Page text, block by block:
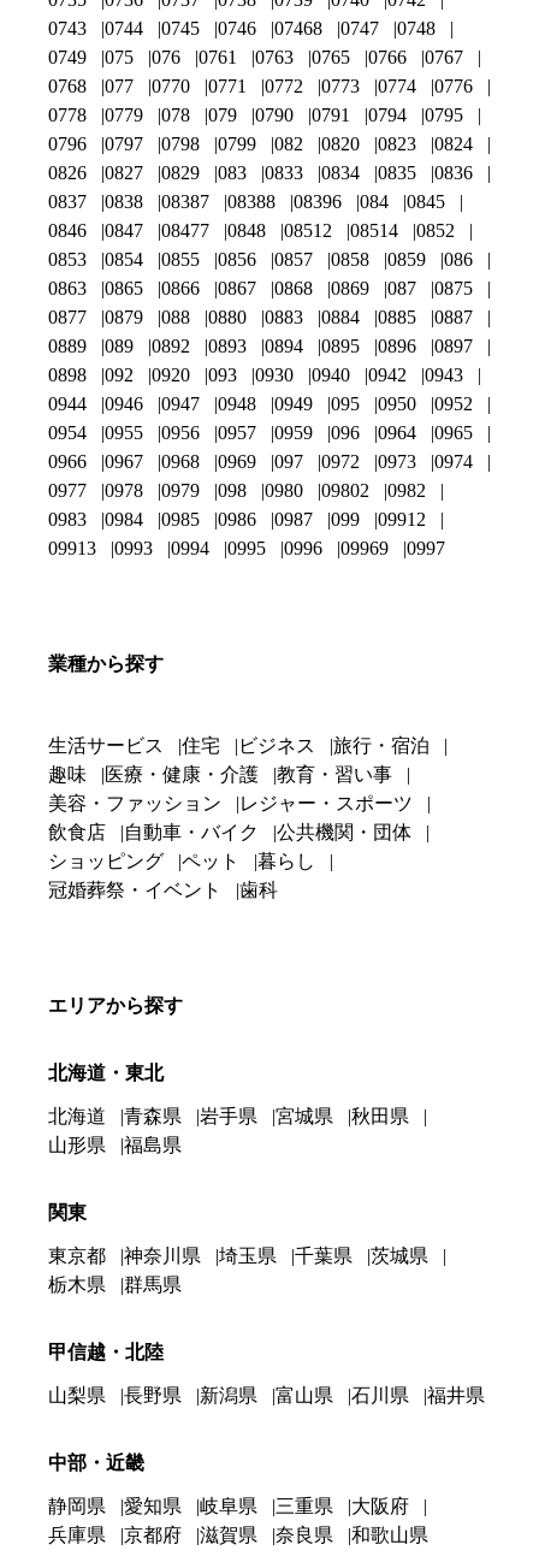
0743
0744 0745 0746 07468 0747
0748
0749
075 076 0761 0763 0765 0766
0767
0768
077 0770 0771 0772 0773 0774
0776
0778
0779 078 079 0790 0791 0794
0795
0796
0797 0798 0799 082 0820 0823
0824
0826
0827 0829 083 0833 0834 0835
0836
0837
0838 08387 08388 08396 084
0845
0846
0847 08477 0848 08512 08514
0852
0853
0854 0855 0856 0857 0858 0859
086
0863
0865 0866 0867 0868 0869 087
0875
0877
0879 088 0880 0883 0884 0885
0887
0889
089 0892 0893 0894 0895 0896
0897
0898
092 0920 093 0930 0940 0942
0943
0944
0946 0947 0948 0949 095 0950
0952
0954
0955 0956 0957 0959 096 0964
0965
0966
0967 0968 0969 097 0972 0973
0974
0977
0978 0979 098 0980 09802
0982
0983
0984 0985 0986 0987 099
09912
09913
0993 0994 0995 0996 09969 0997
業種から探す
生活サービス 住宅 ビジネス
旅行・宿泊
趣味
医療・健康・介護
教育・習い事
美容・ファッション
レジャー・スポーツ
飲食店
自動車・バイク
公共機関・団体
ショッピング
ペット
暮らし
冠婚葬祭・イベント
歯科
エリアから探す
北海道・東北
北海道 青森県 岩手県 宮城県
秋田県
山形県
福島県
関東
東京都 神奈川県 埼玉県 千葉県
茨城県
栃木県
群馬県
甲信越・北陸
山梨県 長野県 新潟県 富山県 石川県 福井県
中部・近畿
静岡県 愛知県 岐阜県 三重県
大阪府
兵庫県
京都府 滋賀県 奈良県 和歌山県